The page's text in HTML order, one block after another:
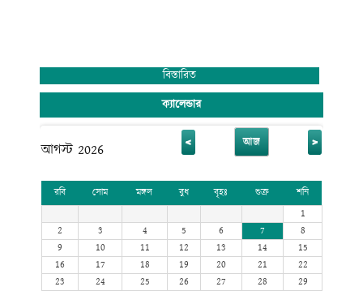
বিস্তারিত
ক্যালেন্ডার
আগস্ট 2026 < আজ >
রবি সোম মঙ্গল বুধ বৃহঃ শুক্র
শনি
1
2
3 4 5 6 7
8
9
10 11 12 13 14
15
16
17 18 19 20 21
22
23
24 25 26 27 28
29